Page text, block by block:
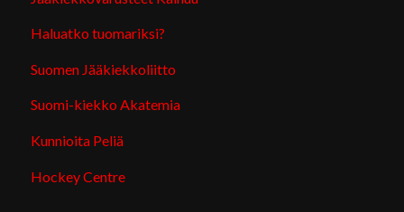
Haluatko tuomariksi?
Suomen Jääkiekkoliitto
Suomi-kiekko Akatemia
Kunnioita Peliä
Hockey Centre